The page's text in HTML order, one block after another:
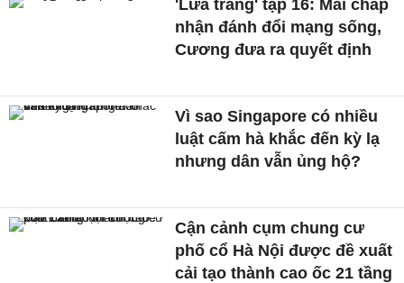
'Lửa trắng' tập 16: Mai chấp
nhận đánh đổi mạng sống,
Cương đưa ra quyết định
Vì sao Singapore có nhiều
luật cấm hà khắc đến kỳ lạ
nhưng dân vẫn ủng hộ?
Cận cảnh cụm chung cư
phố cổ Hà Nội được đề xuất
cải tạo thành cao ốc 21 tầng